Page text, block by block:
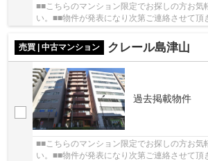
■■こちらのマンション限定でお探しの方お気
い。■■物件が発表になり次第ご連絡させて頂
売買 | 中古マンション クレール島津山
過去掲載物件
■■こちらのマンション限定でお探しの方お気
い。■■物件が発表になり次第ご連絡させて頂